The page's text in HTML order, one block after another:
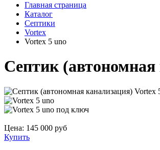
Главная страница
Каталог
Септики
Vortex
Vortex 5 uno
Септик
Цена: 145 000 руб
Купить